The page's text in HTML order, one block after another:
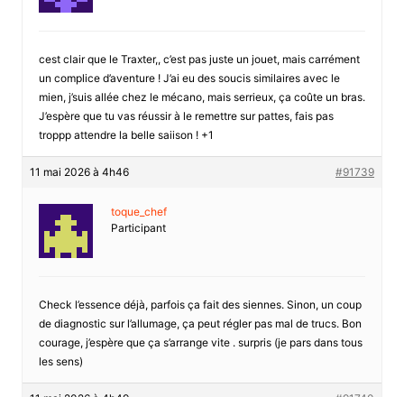
cest clair que le Traxter,, c’est pas juste un jouet, mais carrément
un complice d’aventure ! J’ai eu des soucis similaires avec le
mien, j’suis allée chez le mécano, mais serrieux, ça coûte un bras.
J’espère que tu vas réussir à le remettre sur pattes, fais pas
troppp attendre la belle saiison ! +1
11 mai 2026 à 4h46 #91739
toque_chef
Participant
Check l’essence déjà, parfois ça fait des siennes. Sinon, un coup
de diagnostic sur l’allumage, ça peut régler pas mal de trucs. Bon
courage, j’espère que ça s’arrange vite . surpris (je pars dans tous
les sens)